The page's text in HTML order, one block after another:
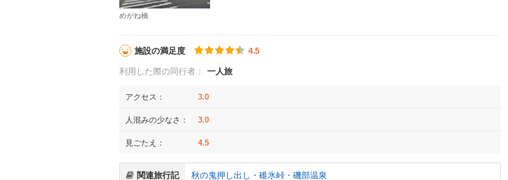
めがね橋
施設の満足度 4.5
利用した際の同行者： 一人旅
アクセス： 3.0
人混みの少なさ： 3.0
見ごたえ： 4.5
関連旅行記 秋の鬼押し出し・碓氷峠・磯部温泉